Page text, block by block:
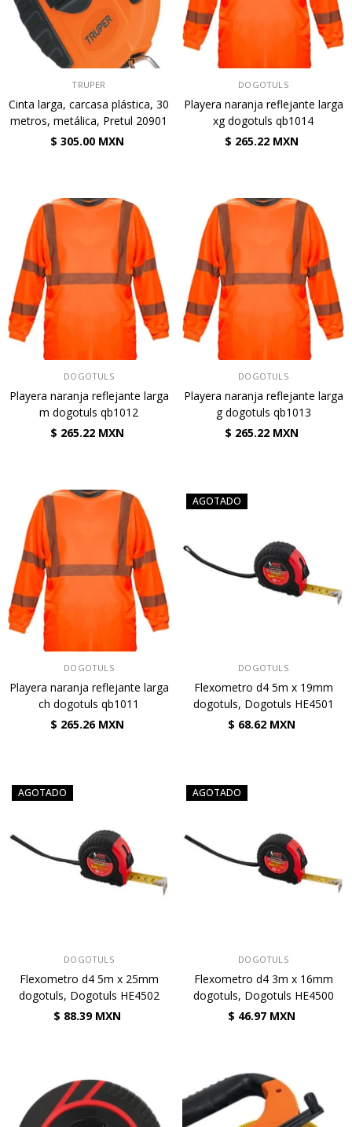
TRUPER
Cinta larga, carcasa plástica, 30
metros, metálica, Pretul 20901
$ 305.00 MXN
DOGOTULS
Playera naranja reflejante larga
xg dogotuls qb1014
$ 265.22 MXN
DOGOTULS
Playera naranja reflejante larga
m dogotuls qb1012
$ 265.22 MXN
DOGOTULS
Playera naranja reflejante larga
g dogotuls qb1013
$ 265.22 MXN
DOGOTULS
Playera naranja reflejante larga
ch dogotuls qb1011
$ 265.26 MXN
AGOTADO
DOGOTULS
Flexometro d4 5m x 19mm
dogotuls, Dogotuls HE4501
$ 68.62 MXN
AGOTADO
DOGOTULS
Flexometro d4 5m x 25mm
dogotuls, Dogotuls HE4502
$ 88.39 MXN
AGOTADO
DOGOTULS
Flexometro d4 3m x 16mm
dogotuls, Dogotuls HE4500
$ 46.97 MXN